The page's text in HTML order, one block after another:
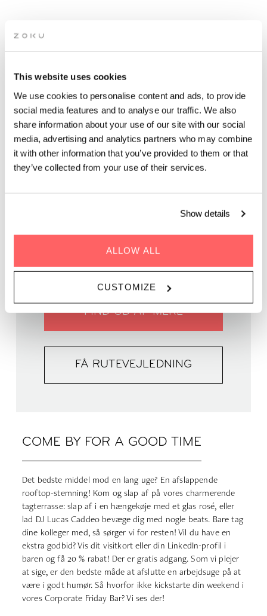
This website uses cookies
We use cookies to personalise content and ads, to provide
social media features and to analyse our traffic. We also
share information about your use of our site with our social
media, advertising and analytics partners who may combine
it with other information that you’ve provided to them or that
they’ve collected from your use of their services.
Show details
ALLOW ALL
CUSTOMIZE
HOUR
Flygt fra kontoret, og nyd den sene eftermiddag på vores
tagterrasse!
COME BY FOR A GOOD TIME
Det bedste middel mod en lang uge? En afslappende
rooftop-stemning! Kom og slap af på vores charmerende
tagterrasse: slap af i en hængekøje med et glas rosé, eller
lad DJ Lucas Caddeo bevæge dig med nogle beats. Bare tag
dine kolleger med, så sørger vi for resten! Vil du have en
ekstra godbid? Vis dit visitkort eller din LinkedIn-profil i
baren og få 20 % rabat! Der er gratis adgang. Som vi plejer
at sige, er den bedste måde at afslutte en arbejdsuge på at
være i godt humør. Så hvorfor ikke kickstarte din weekend i
vores Corporate Friday Bar? Vi ses der!
TID | 16:30 - 19:30
HVOR | Zoku Copenhagen
PRIS | GRATIS
FIND UD AF MERE
FÅ RUTEVEJLEDNING